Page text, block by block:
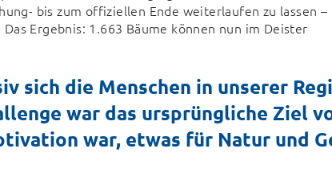
bis zum offiziellen Ende weiterlaufen zu lassen –
Ergebnis: 1.663 Bäume können nun im Deister
sich die Menschen in unserer
war das ursprüngliche Ziel
war, etwas für Natur und